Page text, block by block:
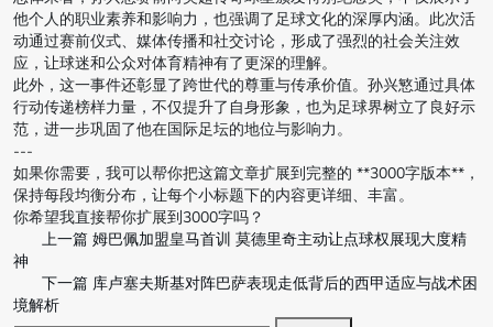
他个人的职业素养和影响力，也强调了足球文化的深厚内涵。此次活
动通过赛前仪式、媒体传播和社交讨论，形成了强烈的社会关注效
应，让球迷和公众对体育精神有了更深的理解。
此外，这一事件还彰显了跨世代的尊重与传承价值。孙兴慜通过具体
行动传递榜样力量，不仅提升了自身形象，也为足球界树立了良好示
范，进一步巩固了他在国际足坛的地位与影响力。
---
如果你需要，我可以帮你把这篇文章扩展到完整的 **3000字版本**，
保持每段均衡分布，让每个小标题下的内容更详细、丰富。
你希望我直接帮你扩展到3000字吗？
上一篇 姆巴佩加盟皇马首训 莫德里奇主动让点球权展现大度精
神
下一篇 库卢塞夫斯基对阵巴萨表现走低背后的西甲适应与战术困
境解析